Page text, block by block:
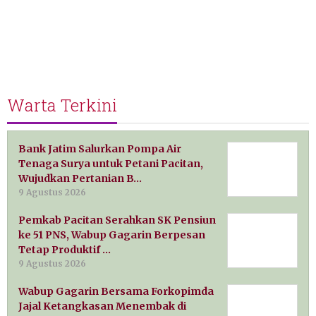
Warta Terkini
Bank Jatim Salurkan Pompa Air
Tenaga Surya untuk Petani Pacitan,
Wujudkan Pertanian B…
9 Agustus 2026
Pemkab Pacitan Serahkan SK Pensiun
ke 51 PNS, Wabup Gagarin Berpesan
Tetap Produktif …
9 Agustus 2026
Wabup Gagarin Bersama Forkopimda
Jajal Ketangkasan Menembak di